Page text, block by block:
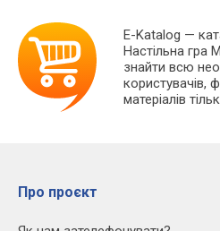
E-Katalog —
Настільна гра
знайти всю
користувачів,
матеріалів
Про проєкт